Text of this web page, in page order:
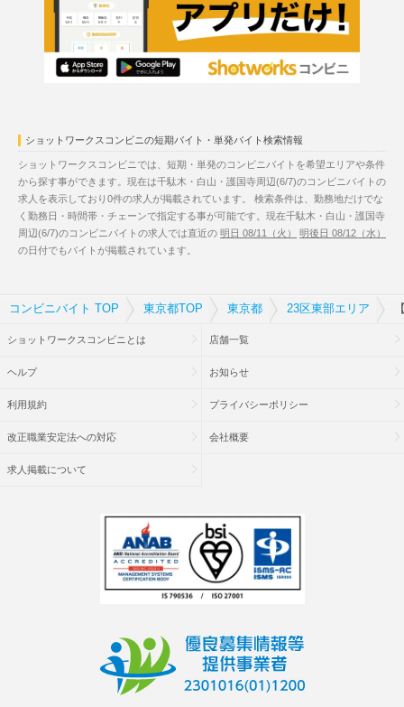
ショットワークスコンビニの短期バイト・単発バイト検索情報
ショットワークスコンビニでは、短期・単発のコンビニバイトを希望エリアや条件
から探す事ができます。現在は千駄木・白山・護国寺周辺(6/7)のコンビニバイトの
求人を表示しており0件の求人が掲載されています。 検索条件は、勤務地だけでな
く勤務日・時間帯・チェーンで指定する事が可能です。現在千駄木・白山・護国寺
周辺(6/7)のコンビニバイトの求人では直近の 明日 08/11（火）
明後日 08/12（水）
の日付でもバイトが掲載されています。
コンビニバイト TOP 東京都TOP 東京都 23区東部エリア
ショットワークスコンビニとは 店舗一覧
ヘルプ お知らせ
利用規約 プライバシーポリシー
改正職業安定法への対応 会社概要
求人掲載について